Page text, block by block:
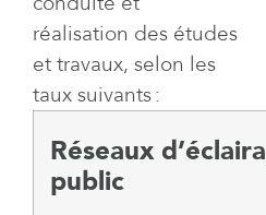
réalisation des études
et travaux, selon les
taux suivants :
Réseaux
public